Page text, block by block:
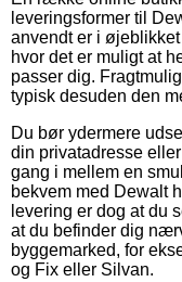
leveringsformer til
anvendt er i
hvor det er muligt at
passer dig.
typisk desuden den
Du bør ydermere
din privatadresse
gang i mellem en
bekvem med Dewalt
levering er dog at du
at du befinder dig
byggemarked, for
og Fix eller Silvan.